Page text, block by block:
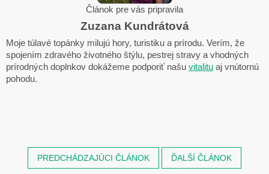
Článok pre vás pripravila
Zuzana Kundrátová
Moje túlavé topánky milujú hory, turistiku a prírodu. Verím, že
spojením zdravého životného štýlu, pestrej stravy a vhodných
prírodných doplnkov dokážeme podporiť našu vitalitu aj vnútornú
pohodu.
PREDCHÁDZAJÚCI ČLÁNOK ĎALŠÍ ČLÁNOK